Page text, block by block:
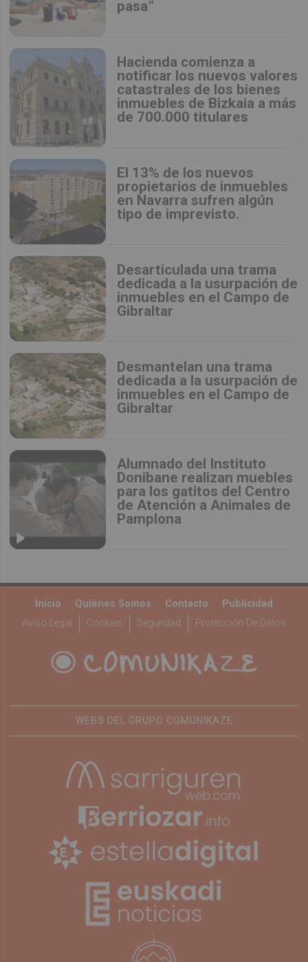
pasa”
Hacienda comienza a
notificar los nuevos valores
catastrales de los bienes
inmuebles de Bizkaia a más
de 700.000 titulares
El 13% de los nuevos
propietarios de inmuebles
en Navarra sufren algún
tipo de imprevisto.
Desarticulada una trama
dedicada a la usurpación de
inmuebles en el Campo de
Gibraltar
Desmantelan una trama
dedicada a la usurpación de
inmuebles en el Campo de
Gibraltar
Alumnado del Instituto
Donibane realizan muebles
para los gatitos del Centro
de Atención a Animales de
Pamplona
Inicio Quiénes Somos Contacto
Publicidad
Aviso Legal
Cookies Seguridad Protección De Datos
WEBS DEL GRUPO COMUNIKAZE